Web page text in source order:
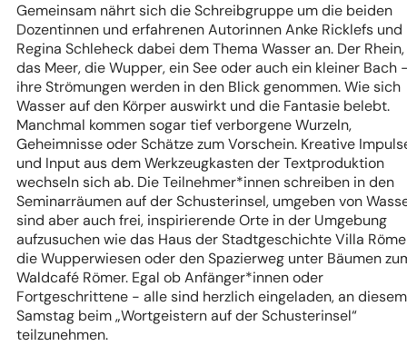
Gemeinsam nährt sich die Schreibgruppe um die beiden
Dozentinnen und erfahrenen Autorinnen Anke Ricklefs und
Regina Schleheck dabei dem Thema Wasser an. Der Rhein,
das Meer, die Wupper, ein See oder auch ein kleiner Bach
ihre Strömungen werden in den Blick genommen. Wie sich
Wasser auf den Körper auswirkt und die Fantasie belebt.
Manchmal kommen sogar tief verborgene Wurzeln,
Geheimnisse oder Schätze zum Vorschein. Kreative
und Input aus dem Werkzeugkasten der Textproduktion
wechseln sich ab. Die Teilnehmer*innen schreiben in den
Seminarräumen auf der Schusterinsel, umgeben von
sind aber auch frei, inspirierende Orte in der Umgebung
aufzusuchen wie das Haus der Stadtgeschichte Villa
die Wupperwiesen oder den Spazierweg unter Bäumen
Waldcafé Römer. Egal ob Anfänger*innen oder
Fortgeschrittene - alle sind herzlich eingeladen, an diesem
Samstag beim „Wortgeistern auf der Schusterinsel“
teilzunehmen.